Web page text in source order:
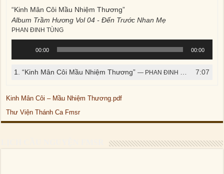
“Kinh Mân Côi Mầu Nhiệm Thương”
Album Trầm Hương Vol 04 - Đến Trước Nhan Mẹ
PHAN ĐINH TÙNG
thanh
00:00 00:00
1.“Kinh Mân Côi Mầu Nhiệm Thương”— PHAN ĐINH TÙNG 7:07
Kinh Mân Côi – Mầu Nhiệm Thương.pdf
Thư Viện Thánh Ca Fmsr